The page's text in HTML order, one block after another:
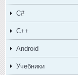
C#
C++
Android
Учебники